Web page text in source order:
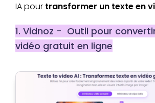
IA pour transformer un texte en
1. Vidnoz - Outil pour
vidéo gratuit en ligne